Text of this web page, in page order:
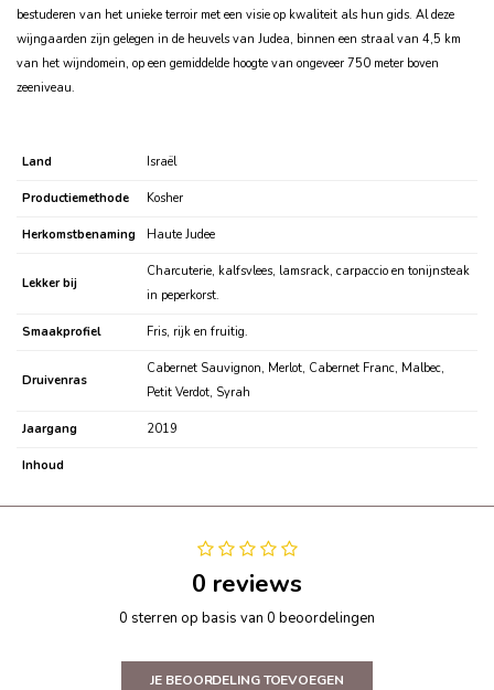
bestuderen van het unieke terroir met een visie op kwaliteit als hun gids. Al deze
wijngaarden zijn gelegen in de heuvels van Judea, binnen een straal van 4,5 km
van het wijndomein, op een gemiddelde hoogte van ongeveer 750 meter boven
zeeniveau.
Land Israël
Productiemethode Kosher
Herkomstbenaming Haute Judee
Lekker bij
Charcuterie, kalfsvlees, lamsrack, carpaccio en tonijnsteak
in peperkorst.
Smaakprofiel Fris, rijk en fruitig.
Druivenras
Cabernet Sauvignon, Merlot, Cabernet Franc, Malbec,
Petit Verdot, Syrah
Jaargang 2019
Inhoud
0 reviews
0 sterren op basis van 0 beoordelingen
JE BEOORDELING TOEVOEGEN